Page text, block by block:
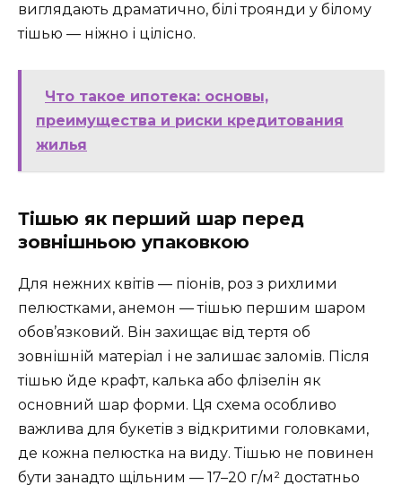
виглядають драматично, білі троянди у білому
тішью — ніжно і цілісно.
Что такое ипотека: основы,
преимущества и риски кредитования
жилья
Тішью як перший шар перед
зовнішньою упаковкою
Для нежних квітів — піонів, роз з рихлими
пелюстками, анемон — тішью першим шаром
обов’язковий. Він захищає від тертя об
зовнішній матеріал і не залишає заломів. Після
тішью йде крафт, калька або флізелін як
основний шар форми. Ця схема особливо
важлива для букетів з відкритими головками,
де кожна пелюстка на виду. Тішью не повинен
бути занадто щільним — 17–20 г/м² достатньо